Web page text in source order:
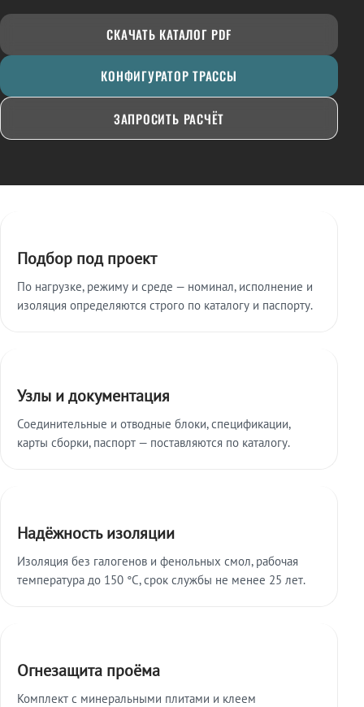
СКАЧАТЬ КАТАЛОГ PDF
КОНФИГУРАТОР ТРАССЫ
ЗАПРОСИТЬ РАСЧЁТ
Подбор под проект
По нагрузке, режиму и среде — номинал, исполнение и
изоляция определяются строго по каталогу и паспорту.
Узлы и документация
Соединительные и отводные блоки, спецификации,
карты сборки, паспорт — поставляются по каталогу.
Надёжность изоляции
Изоляция без галогенов и фенольных смол, рабочая
температура до 150 °C, срок службы не менее 25 лет.
Огнезащита проёма
Комплект с минеральными плитами и клеем